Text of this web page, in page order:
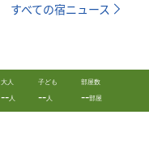
すべての宿ニュース
大人
--人
子ども
--人
部屋数
--部屋